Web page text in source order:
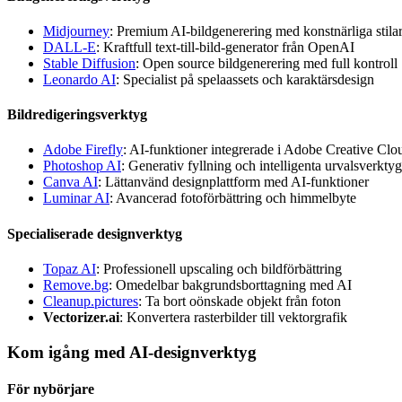
Midjourney: Premium AI-bildgenerering med konstnärliga stilar
DALL-E: Kraftfull text-till-bild-generator från OpenAI
Stable Diffusion: Open source bildgenerering med full kontroll
Leonardo AI: Specialist på spelaassets och karaktärsdesign
Bildredigeringsverktyg
Adobe Firefly: AI-funktioner integrerade i Adobe Creative
Photoshop AI: Generativ fyllning och intelligenta urvalsverktyg
Canva AI: Lättanvänd designplattform med AI-funktioner
Luminar AI: Avancerad fotoförbättring och himmelbyte
Specialiserade designverktyg
Topaz AI: Professionell upscaling och bildförbättring
Remove.bg: Omedelbar bakgrundsborttagning med AI
Cleanup.pictures: Ta bort oönskade objekt från foton
Vectorizer.ai: Konvertera rasterbilder till vektorgrafik
Kom igång med AI-designverktyg
För nybörjare